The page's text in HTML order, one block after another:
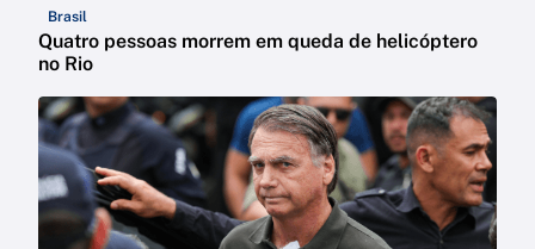
Brasil
Quatro pessoas morrem em queda de helicóptero
no Rio